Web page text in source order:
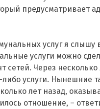
предусматривает
услуг я слышу
услуги можно
Через несколько
услуги. Нынешние
лет назад,
отношение, –